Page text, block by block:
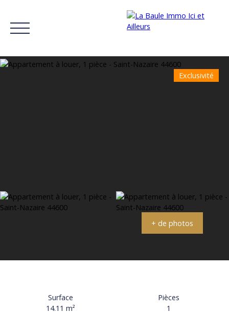
Exclusivité
+ de photos
Surface
14.11 m²
Pièces
1